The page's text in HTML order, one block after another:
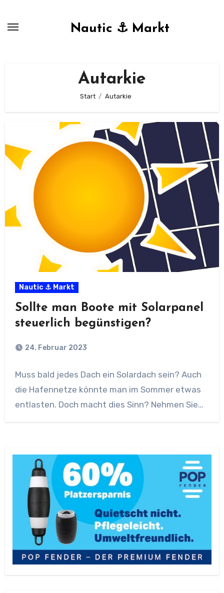
Nautic ⚓ Markt
Autarkie
Start Autarkie
Nautic ⚓ Markt
Sollte man Boote mit Solarpanel
steuerlich begünstigen?
24. Februar 2023
Muss bald jedes Dach ein Solardach sein? Auch
die Hafennetze könnte man im Sommer etwas
entlasten. Doch macht dies Sinn? Nehmen Sie…